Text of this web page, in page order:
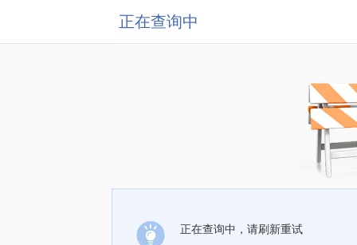
正在查询中
正在查询中，请刷新重试